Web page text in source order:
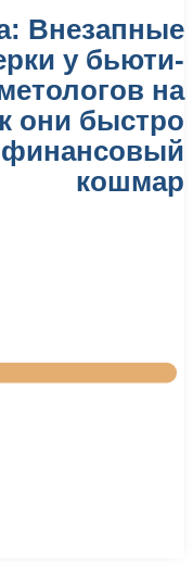
Внезапные
у бьюти-
на
они быстро
кошмар